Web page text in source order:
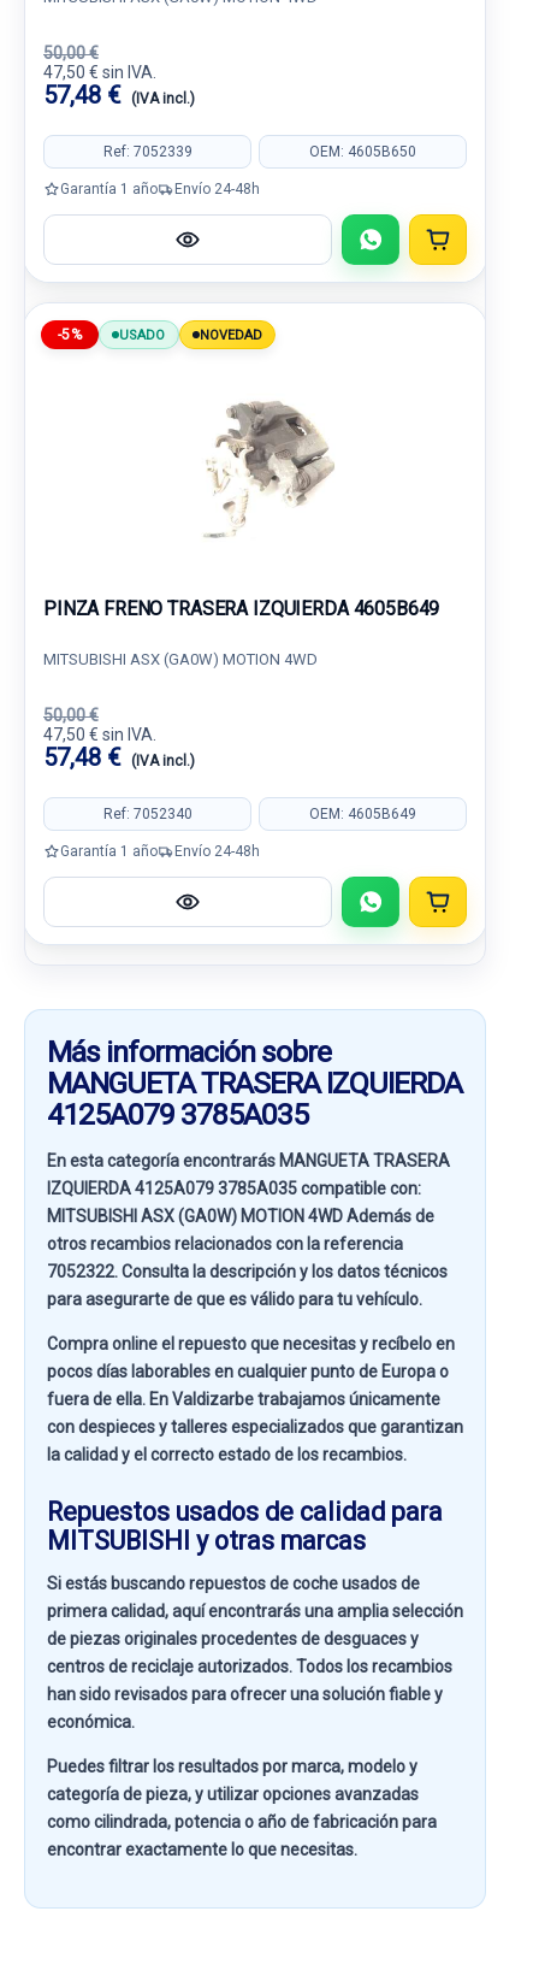
50,00 €
47,50 € sin IVA.
57,48 € (IVA incl.)
Ref: 7052339 OEM: 4605B650
Garantía 1 año Envío 24-48h
-5% USADO NOVEDAD
PINZA FRENO TRASERA IZQUIERDA 4605B649
MITSUBISHI ASX (GA0W) MOTION 4WD
50,00 €
47,50 € sin IVA.
57,48 € (IVA incl.)
Ref: 7052340 OEM: 4605B649
Garantía 1 año Envío 24-48h
Más información sobre
MANGUETA TRASERA IZQUIERDA
4125A079 3785A035
En esta categoría encontrarás MANGUETA TRASERA
IZQUIERDA 4125A079 3785A035 compatible con:
MITSUBISHI ASX (GA0W) MOTION 4WDAdemás de
otros recambios relacionados con la referencia
7052322. Consulta la descripción y los datos técnicos
para asegurarte de que es válido para tu vehículo.
Compra online el repuesto que necesitas y recíbelo en
pocos días laborables en cualquier punto de Europa o
fuera de ella. EnValdizarbetrabajamos únicamente
con despieces y talleres especializados que garantizan
la calidad y el correcto estado de los recambios.
Repuestos usados de calidad para
MITSUBISHI y otras marcas
Si estás buscandorepuestos de coche usados de
primera calidad, aquí encontrarás una amplia selección
de piezas originales procedentes de desguaces y
centros de reciclaje autorizados. Todos los recambios
han sido revisados para ofrecer una solución fiable y
económica.
Puedes filtrar los resultados pormarca, modelo y
categoría de pieza, y utilizar opciones avanzadas
comocilindrada, potencia o año de fabricaciónpara
encontrar exactamente lo que necesitas.